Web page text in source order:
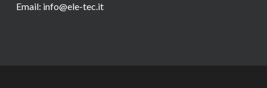
Email: info@ele-tec.it